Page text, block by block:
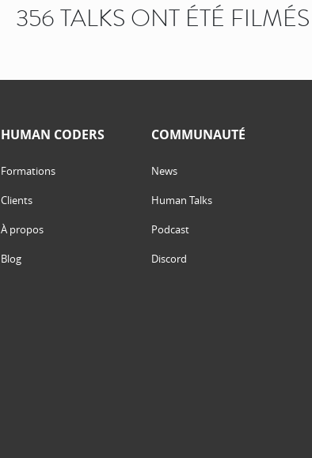
356 TALKS ONT ÉTÉ FILMÉS
HUMAN CODERS
Formations
Clients
À propos
Blog
COMMUNAUTÉ
News
Human Talks
Podcast
Discord